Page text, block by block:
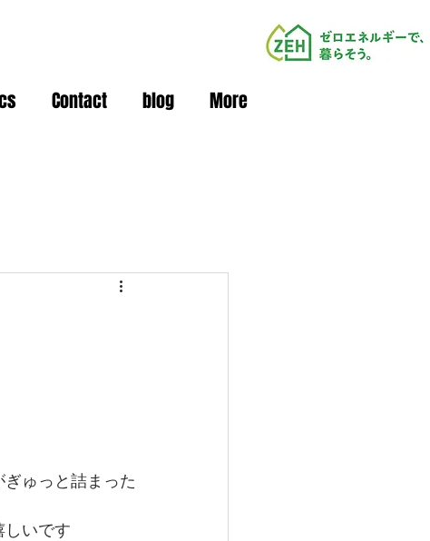
Contact blog More
ゅっと詰まった
しいです